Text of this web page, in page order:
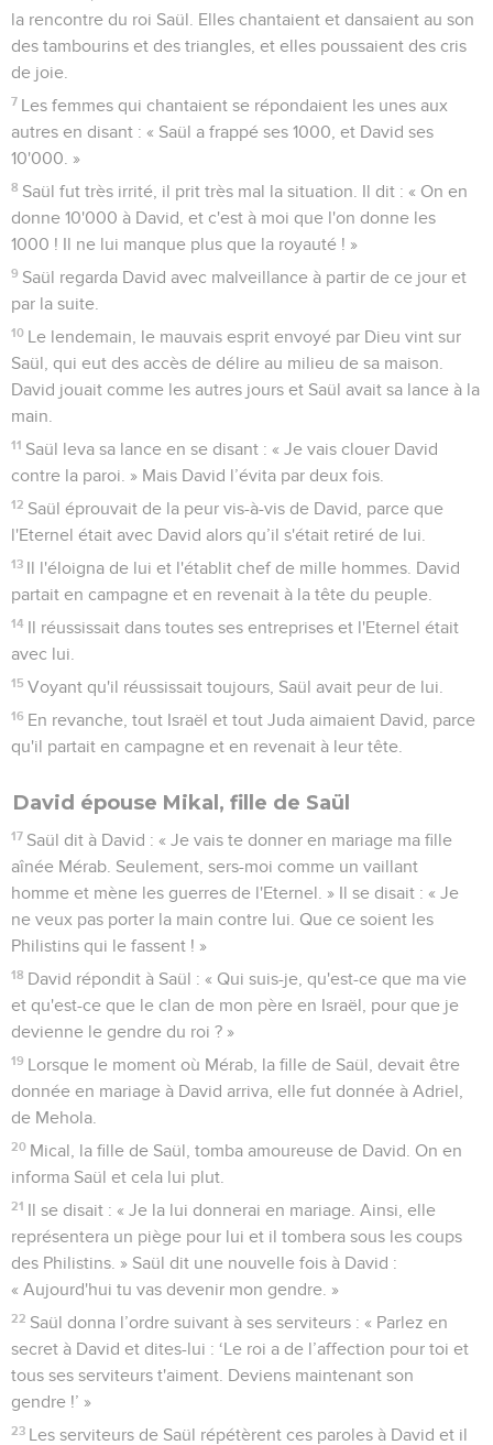
la rencontre du roi Saül. Elles chantaient et dansaient au son
des tambourins et des triangles, et elles poussaient des cris
de joie.
7 Les femmes qui chantaient se répondaient les unes aux
autres en disant : « Saül a frappé ses 1000, et David ses
10'000. »
8 Saül fut très irrité, il prit très mal la situation. Il dit : « On en
donne 10'000 à David, et c'est à moi que l'on donne les
1000 ! Il ne lui manque plus que la royauté ! »
9 Saül regarda David avec malveillance à partir de ce jour et
par la suite.
10 Le lendemain, le mauvais esprit envoyé par Dieu vint sur
Saül, qui eut des accès de délire au milieu de sa maison.
David jouait comme les autres jours et Saül avait sa lance à la
main.
11 Saül leva sa lance en se disant : « Je vais clouer David
contre la paroi. » Mais David l’évita par deux fois.
12 Saül éprouvait de la peur vis-à-vis de David, parce que
l'Eternel était avec David alors qu’il s'était retiré de lui.
13 Il l'éloigna de lui et l'établit chef de mille hommes. David
partait en campagne et en revenait à la tête du peuple.
14 Il réussissait dans toutes ses entreprises et l'Eternel était
avec lui.
15 Voyant qu'il réussissait toujours, Saül avait peur de lui.
16 En revanche, tout Israël et tout Juda aimaient David, parce
qu'il partait en campagne et en revenait à leur tête.
David épouse Mikal, fille de Saül
17 Saül dit à David : « Je vais te donner en mariage ma fille
aînée Mérab. Seulement, sers-moi comme un vaillant
homme et mène les guerres de l'Eternel. » Il se disait : « Je
ne veux pas porter la main contre lui. Que ce soient les
Philistins qui le fassent ! »
18 David répondit à Saül : « Qui suis-je, qu'est-ce que ma vie
et qu'est-ce que le clan de mon père en Israël, pour que je
devienne le gendre du roi ? »
19 Lorsque le moment où Mérab, la fille de Saül, devait être
donnée en mariage à David arriva, elle fut donnée à Adriel,
de Mehola.
20 Mical, la fille de Saül, tomba amoureuse de David. On en
informa Saül et cela lui plut.
21 Il se disait : « Je la lui donnerai en mariage. Ainsi, elle
représentera un piège pour lui et il tombera sous les coups
des Philistins. » Saül dit une nouvelle fois à David :
« Aujourd'hui tu vas devenir mon gendre. »
22 Saül donna l’ordre suivant à ses serviteurs : « Parlez en
secret à David et dites-lui : ‘Le roi a de l’affection pour toi et
tous ses serviteurs t'aiment. Deviens maintenant son
gendre !’ »
23 Les serviteurs de Saül répétèrent ces paroles à David et il